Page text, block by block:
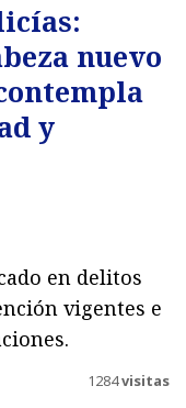
nuevo
y
en delitos
vigentes e
1284visitas